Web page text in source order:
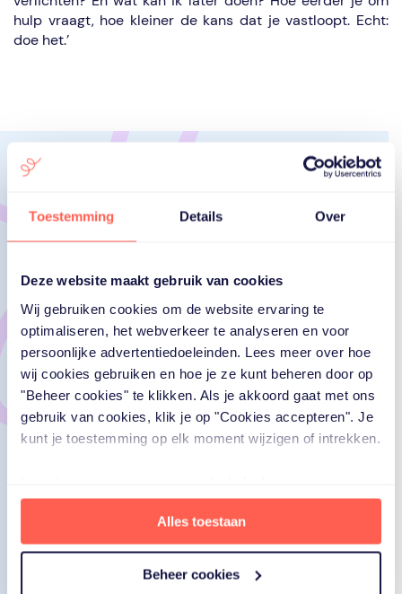
Toestemming Details Over
Deze website maakt gebruik van cookies
Wij gebruiken cookies om de website ervaring te
optimaliseren, het webverkeer te analyseren en voor
persoonlijke advertentiedoeleinden. Lees meer over hoe
wij cookies gebruiken en hoe je ze kunt beheren door op
"Beheer cookies" te klikken. Als je akkoord gaat met ons
gebruik van cookies, klik je op "Cookies accepteren". Je
kunt je toestemming op elk moment wijzigen of intrekken.
Alles toestaan
Beheer cookies
hulp vraagt, hoe kleiner de kans dat je vastloopt. Echt:
doe het.’
‘Check gewoon even in bij Fello:
Zie ik het goed, ben ik aan het
En wat kan ik later doen?
eerder je om hulp vraagt, hoe
kleiner de kans dat je vastloopt.’